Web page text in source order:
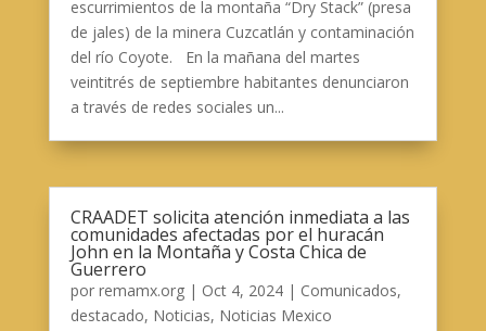
escurrimientos de la montaña “Dry Stack” (presa
de jales) de la minera Cuzcatlán y contaminación
del río Coyote. En la mañana del martes
veintitrés de septiembre habitantes denunciaron
a través de redes sociales un...
CRAADET solicita atención inmediata a las
comunidades afectadas por el huracán
John en la Montaña y Costa Chica de
Guerrero
por remamx.org| Oct 4, 2024| Comunicados,
destacado, Noticias, Noticias Mexico